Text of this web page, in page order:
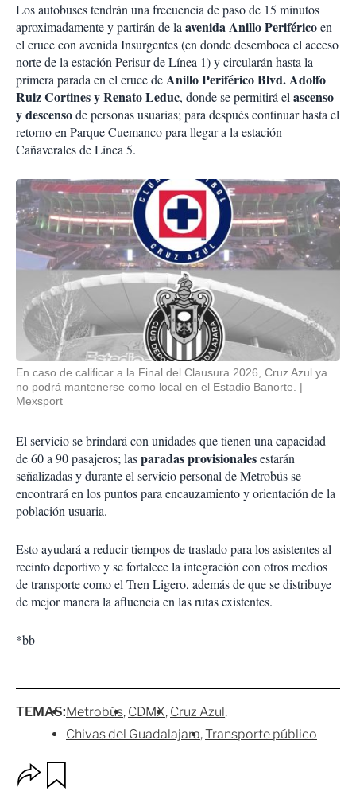
Los autobuses tendrán una frecuencia de paso de 15 minutos
aproximadamente y partirán de laavenida Anillo Periféricoen
el cruce con avenida Insurgentes (en donde desemboca el acceso
norte de la estación Perisur de Línea 1) y circularán hasta la
primera parada en el cruce deAnillo Periférico Blvd. Adolfo
Ruiz Cortines y Renato Leduc, donde se permitirá elascenso
y descensode personas usuarias; para después continuar hasta el
retorno en Parque Cuemanco para llegar a la estación
Cañaverales de Línea 5.
En caso de calificar a la Final del Clausura 2026, Cruz Azul ya
no podrá mantenerse como local en el Estadio Banorte.
Mexsport
El servicio se brindará con unidades que tienen una capacidad
de 60 a 90 pasajeros; lasparadas provisionalesestarán
señalizadas y durante el servicio personal de Metrobús se
encontrará en los puntos para encauzamiento y orientación de la
población usuaria.
Esto ayudará a reducir tiempos de traslado para los asistentes al
recinto deportivo y se fortalece la integración con otros medios
de transporte como el Tren Ligero, además de que se distribuye
de mejor manera la afluencia en las rutas existentes.
*bb
TEMAS:Metrobús CDMX Cruz Azul
Chivas del Guadalajara Transporte público